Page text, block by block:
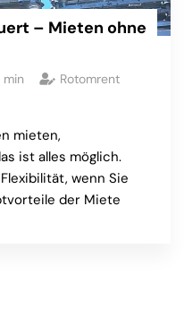
– Mieten ohne
min
Rotomrent
mieten,
ist alles möglich.
wenn Sie
der Miete